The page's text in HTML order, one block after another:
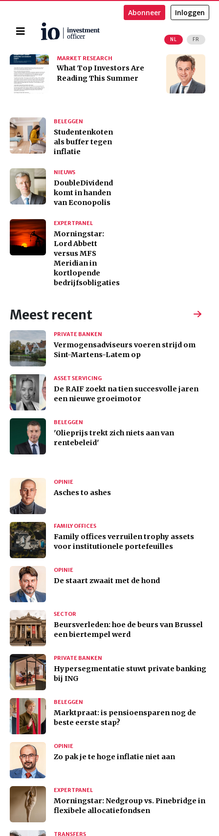
Home
NL FR
Abonneer Inloggen
Zoeken MARKET RESEARCH
​​​​​​​What Top Investors Are
Reading This Summer
BELEGGEN
Studentenkoten
als buffer tegen
inflatie
NIEUWS
DoubleDividend
komt in handen
van Econopolis
EXPERTPANEL
Morningstar:
Lord Abbett
versus MFS
Meridian in
kortlopende
bedrijfsobligaties
Meest recent
PRIVATE BANKEN
Vermogensadviseurs voeren strijd om
Sint-Martens-Latem op
ASSET SERVICING
De RAIF zoekt na tien succesvolle jaren
een nieuwe groeimotor
BELEGGEN
'Olieprijs trekt zich niets aan van
rentebeleid'
OPINIE
Asches to ashes
FAMILY OFFICES
Family offices verruilen trophy assets
voor institutionele portefeuilles
OPINIE
De staart zwaait met de hond
SECTOR
Beursverleden: hoe de beurs van Brussel
een biertempel werd
PRIVATE BANKEN
Hypersegmentatie stuwt private banking
bij ING
BELEGGEN
Marktpraat: is pensioensparen nog de
beste eerste stap?
OPINIE
Zo pak je te hoge inflatie niet aan
EXPERTPANEL
Morningstar: Nedgroup vs. Pinebridge in
flexibele allocatiefondsen
TRANSFERS